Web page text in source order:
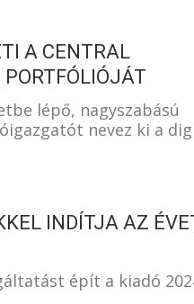
A CENTRAL
lépő, nagyszabású
nevez ki a
INDÍTJA AZ
épít a kiadó